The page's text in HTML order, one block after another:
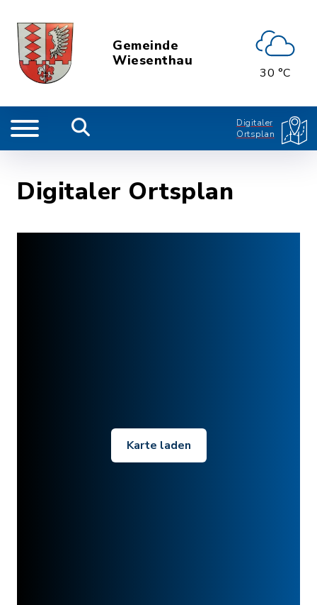
Gemeinde
Wiesenthau
30 °C
Digitaler
Ortsplan
Digitaler Ortsplan
Karte laden